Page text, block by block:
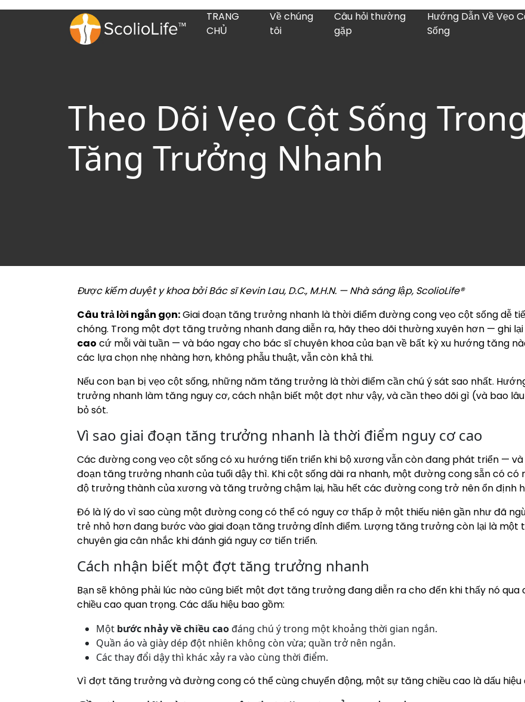
TRANG
CHỦ
Về chúng
tôi
Câu hỏi thường
gặp
Hướng Dẫn Về Vẹo
Sống
Theo Dõi Vẹo Cột Sống
Tăng Trưởng Nhanh
Được kiểm duyệt y khoa bởi Bác sĩ Kevin Lau, D.C., M.H.N. — Nhà sáng lập, ScolioLife®
Câu trả lời ngắn gọn:Giai đoạn tăng trưởng nhanh là thời điểm đường cong vẹo cột sống dễ
chóng. Trong một đợt tăng trưởng nhanh đang diễn ra, hãy theo dõi thường xuyên hơn — ghi lại
cao cứ mỗi vài tuần — và báo ngay cho bác sĩ chuyên khoa của bạn về bất kỳ xu hướng tăng
các lựa chọn nhẹ nhàng hơn, không phẫu thuật, vẫn còn khả thi.
Nếu con bạn bị vẹo cột sống, những năm tăng trưởng là thời điểm cần chú ý sát sao nhất.
trưởng nhanh làm tăng nguy cơ, cách nhận biết một đợt như vậy, và cần theo dõi gì (và bao
bỏ sót.
Vì sao giai đoạn tăng trưởng nhanh là thời điểm nguy cơ cao
Các đường cong vẹo cột sống có xu hướng tiến triển khi bộ xương vẫn còn đang phát triển —
đoạn tăng trưởng nhanh của tuổi dậy thì. Khi cột sống dài ra nhanh, một đường cong sẵn có có
độ trưởng thành của xương và tăng trưởng chậm lại, hầu hết các đường cong trở nên ổn định
Đó là lý do vì sao cùng một đường cong có thể có nguy cơ thấp ở một thiếu niên gần như đã
trẻ nhỏ hơn đang bước vào giai đoạn tăng trưởng đỉnh điểm. Lượng tăng trưởng còn lại là một
chuyên gia cân nhắc khi đánh giá nguy cơ tiến triển.
Cách nhận biết một đợt tăng trưởng nhanh
Bạn sẽ không phải lúc nào cũng biết một đợt tăng trưởng đang diễn ra cho đến khi thấy nó
chiều cao quan trọng. Các dấu hiệu bao gồm:
Một bước nhảy về chiều caođáng chú ý trong một khoảng thời gian ngắn.
Quần áo và giày dép đột nhiên không còn vừa; quần trở nên ngắn.
Các thay đổi dậy thì khác xảy ra vào cùng thời điểm.
Vì đợt tăng trưởng và đường cong có thể cùng chuyển động, một sự tăng chiều cao là dấu